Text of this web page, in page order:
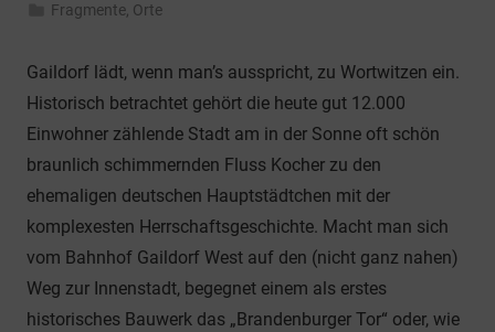
Fragmente Orte
Gaildorf lädt, wenn man’s ausspricht, zu Wortwitzen ein.
Historisch betrachtet gehört die heute gut 12.000
Einwohner zählende Stadt am in der Sonne oft schön
braunlich schimmernden Fluss Kocher zu den
ehemaligen deutschen Hauptstädtchen mit der
komplexesten Herrschaftsgeschichte. Macht man sich
vom Bahnhof Gaildorf West auf den (nicht ganz nahen)
Weg zur Innenstadt, begegnet einem als erstes
historisches Bauwerk das „Brandenburger Tor“ oder, wie